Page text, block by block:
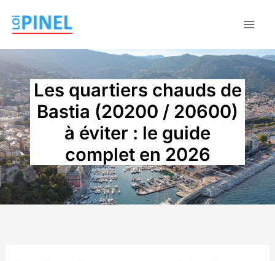
Les quartiers chauds de
Bastia (20200 / 20600)
à éviter : le guide
complet en 2026